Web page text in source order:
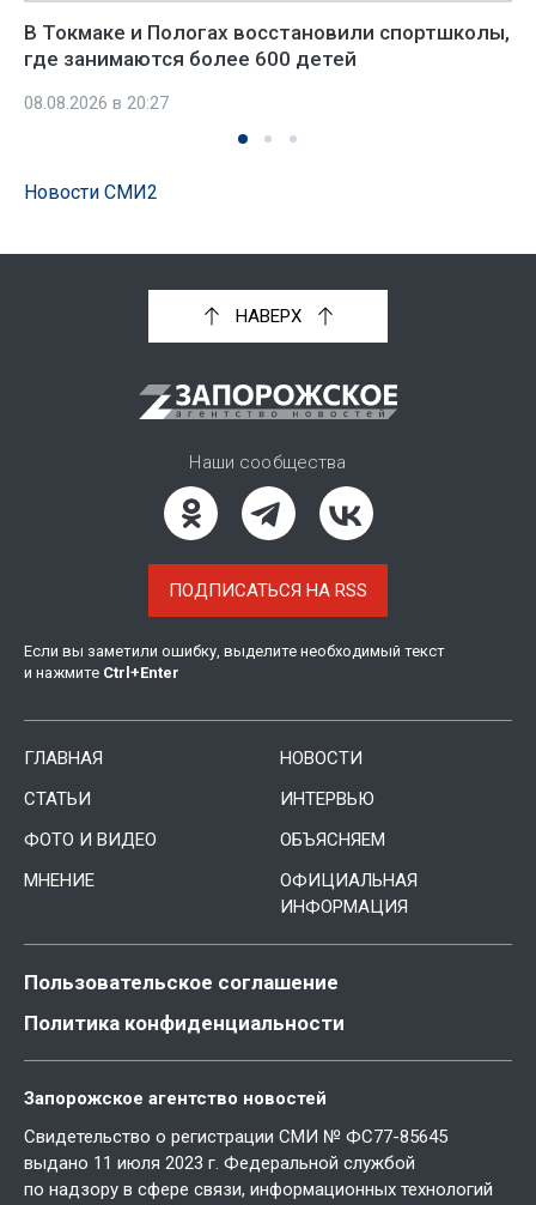
В Токмаке и Пологах восстановили спортшколы,
где занимаются более 600 детей
08.08.2026 в 20:27
Новости СМИ2
НАВЕРХ
Наши сообщества
ПОДПИСАТЬСЯ НА RSS
Если вы заметили ошибку, выделите необходимый текст
и нажмите Ctrl +Enter
ГЛАВНАЯ
НОВОСТИ
СТАТЬИ
ИНТЕРВЬЮ
ФОТО И ВИДЕО
ОБЪЯСНЯЕМ
МНЕНИЕ
ОФИЦИАЛЬНАЯ
ИНФОРМАЦИЯ
Пользовательское соглашение
Политика конфиденциальности
Запорожское агентство новостей
Свидетельство о регистрации СМИ № ФС77-85645
выдано 11 июля 2023 г. Федеральной службой
по надзору в сфере связи, информационных технологий